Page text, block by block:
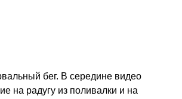
бег. В середине видео
на радугу из поливалки и на